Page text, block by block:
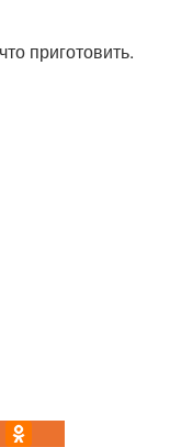
приготовить.